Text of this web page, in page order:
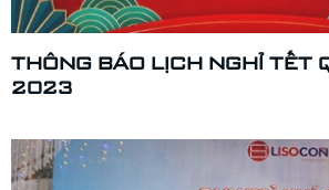
THÔNG BÁO LỊCH NGHỈ TẾT
2023